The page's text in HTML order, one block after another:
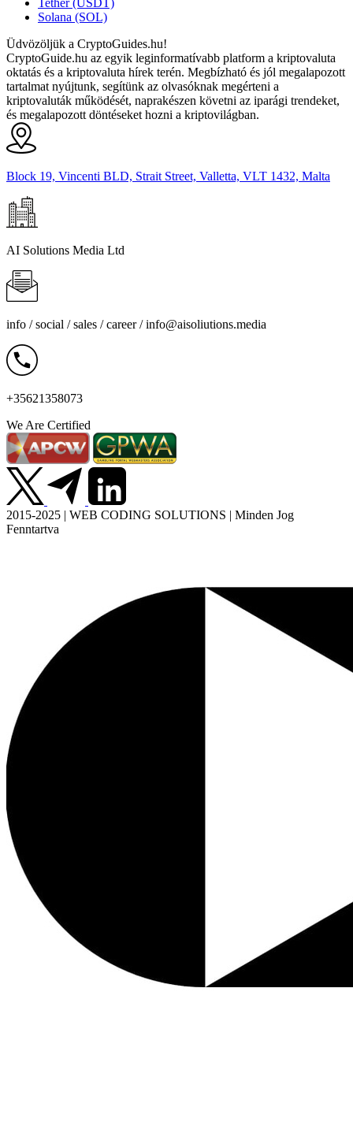
Tether (USDT)
Solana (SOL)
Üdvözöljük a CryptoGuides.hu!
CryptoGuide.hu az egyik leginformatívabb platform a kriptovaluta
oktatás és a kriptovaluta hírek terén. Megbízható és jól megalapozott
tartalmat nyújtunk, segítünk az olvasóknak megérteni a
kriptovaluták működését, naprakészen követni az iparági trendeket,
és megalapozott döntéseket hozni a kriptovilágban.
Block 19, Vincenti BLD, Strait Street, Valletta, VLT 1432, Malta
AI Solutions Media Ltd
info / social / sales / career /info@aisoliutions.media
+35621358073
We Are Certified
2015-2025 | WEB CODING SOLUTIONS | Minden Jog
Fenntartva